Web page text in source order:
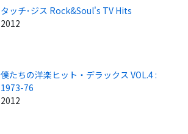
タッチ･ジス Rock&Soul's TV Hits
2012
僕たちの洋楽ヒット・デラックス VOL.4 :
1973-76
2012